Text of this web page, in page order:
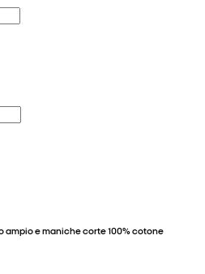
ampio e maniche corte 100% cotone